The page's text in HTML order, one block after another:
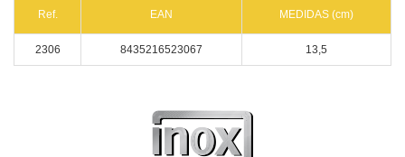
Ref. EAN MEDIDAS (cm)
2306 8435216523067 13,5